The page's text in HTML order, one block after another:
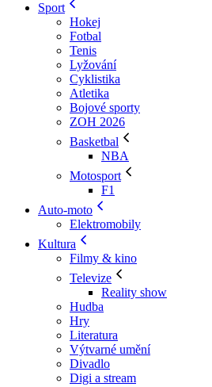
Sport
Hokej
Fotbal
Tenis
Lyžování
Cyklistika
Atletika
Bojové sporty
ZOH 2026
Basketbal
NBA
Motosport
F1
Auto-moto
Elektromobily
Kultura
Filmy & kino
Televize
Reality show
Hudba
Hry
Literatura
Výtvarné umění
Divadlo
Digi a stream